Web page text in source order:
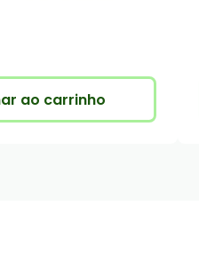
ao carrinho